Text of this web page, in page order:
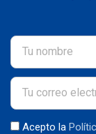
Acepto la